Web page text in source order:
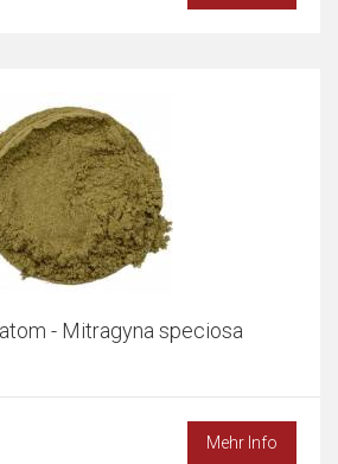
- Mitragyna speciosa
Mehr Info